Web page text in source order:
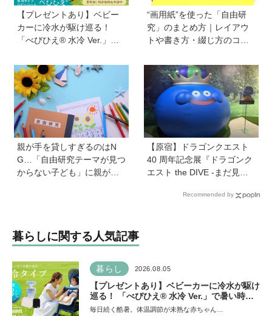
【プレゼントあり】ベビー
カーに冷水が駆け巡る！
「べびひえ® 水冷 Ver.」で
かけをサポート
“画用紙”を使った「自由研
究」のまとめ方｜レイアウ
トや書き方・綴じ方のコツ
親が手を貸しすぎるのはN
G…「自由研究テーマが見つ
からない子ども」に親がで
【原宿】ドラゴンクエスト
40 周年記念展『ドラゴンク
エスト the DIVE -まだ見ぬ
カドに登場！ VR体験からコ
Recommended by
暮らしに関する人気記事
暮らし 2026.08.05
【プレゼントあり】ベビーカーに冷水が駆け
巡る！ 「べびひえ® 水冷 Ver.」で暑い時期
の赤ちゃんのお出かけをサポート
毎日続く酷暑。体温調節が未熟な赤ちゃん…